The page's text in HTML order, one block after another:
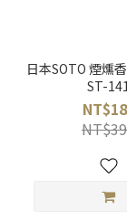
日本SOTO 煙燻
ST-141